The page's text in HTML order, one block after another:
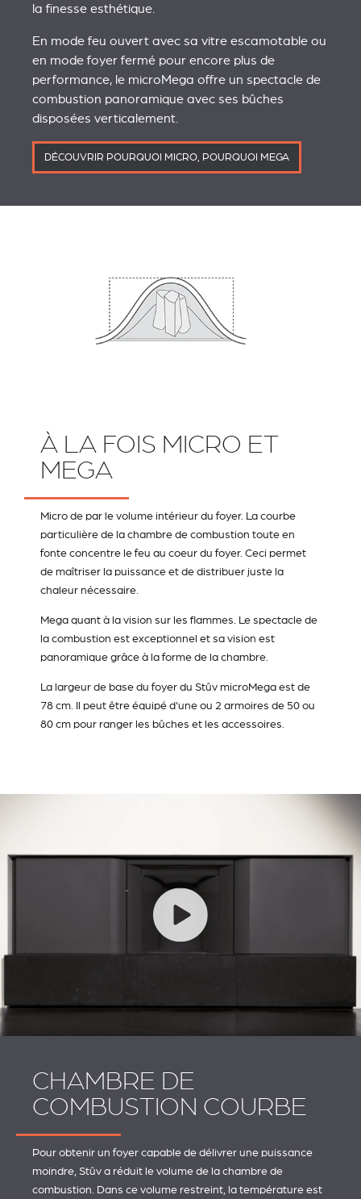
la finesse esthétique.
En mode feu ouvert avec sa vitre escamotable ou
en mode foyer fermé pour encore plus de
performance, le microMega offre un spectacle de
combustion panoramique avec ses bûches
disposées verticalement.
DÉCOUVRIR POURQUOI MICRO, POURQUOI MEGA
À LA FOIS MICRO ET
MEGA
Micro de par le volume intérieur du foyer. La courbe
particulière de la chambre de combustion toute en
fonte concentre le feu au coeur du foyer. Ceci permet
de maîtriser la puissance et de distribuer juste la
chaleur nécessaire.
Mega quant à la vision sur les flammes. Le spectacle de
la combustion est exceptionnel et sa vision est
panoramique grâce à la forme de la chambre.
La largeur de base du foyer du Stûv microMega est de
78 cm. Il peut être équipé d'une ou 2 armoires de 50 ou
80 cm pour ranger les bûches et les accessoires.
CHAMBRE DE
COMBUSTION COURBE
Pour obtenir un foyer capable de délivrer une puissance
moindre, Stûv a réduit le volume de la chambre de
combustion. Dans ce volume restreint, la température est